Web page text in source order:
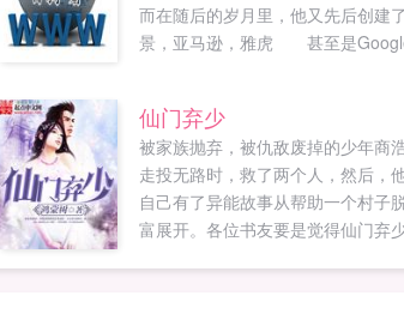
而在随后的岁月里，他又先后创建
景，亚马逊，雅虎 甚至是
仙门弃少
被家族抛弃，被仇敌废掉的少年商
走投无路时，救了两个人，然后，
自己有了异能故事从帮助一个村子
富展开。各位书友要是觉得仙门弃